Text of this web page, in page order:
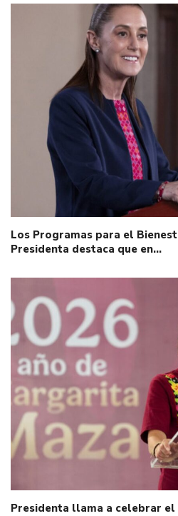
Los Programas para el
Presidenta destaca que en…
Presidenta llama a celebrar